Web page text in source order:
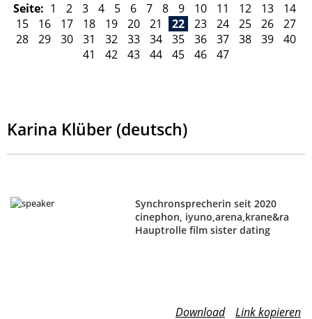
Seite: 1 2 3 4 5 6 7 8 9 10 11 12 13
14
15
16 17 18 19 20 21 22 23 24 25 26
27
28
29 30 31 32 33 34 35 36 37 38 39
40
41
42 43 44 45 46 47
Karina Klüber (deutsch)
Synchronsprecherin seit 2020
cinephon, iyuno,arena,krane&ra
Hauptrolle film sister dating
Download Link kopieren